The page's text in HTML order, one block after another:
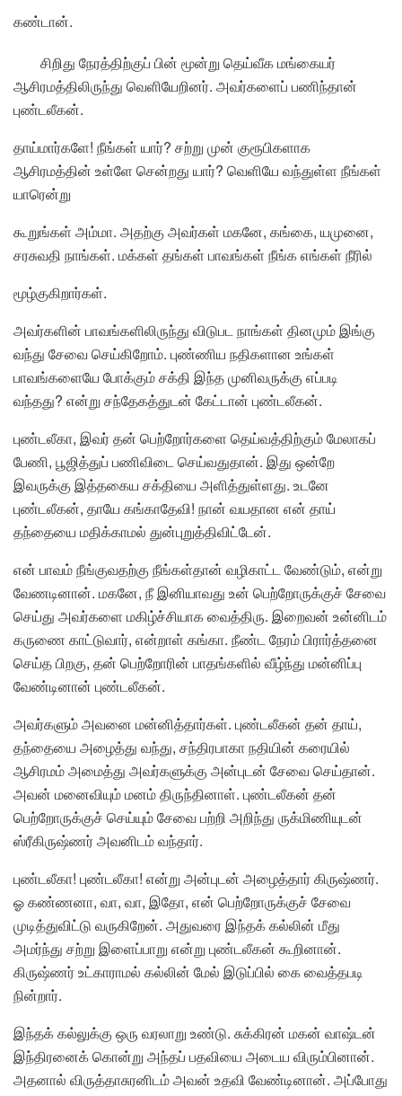
கண்டான்.
சிறிது நேரத்திற்குப் பின் மூன்று தெய்வீக மங்கையர்
ஆசிரமத்திலிருந்து வெளியேறினர். அவர்களைப் பணிந்தான்
புண்டலீகன்.
தாய்மார்களே! நீங்கள் யார்? சற்று முன் குரூபிகளாக
ஆசிரமத்தின் உள்ளே சென்றது யார்? வெளியே வந்துள்ள நீங்கள்
யாரென்று
கூறுங்கள் அம்மா. அதற்கு அவர்கள் மகனே, கங்கை, யமுனை,
சரசுவதி நாங்கள். மக்கள் தங்கள் பாவங்கள் நீங்க எங்கள் நீரில்
மூழ்குகிறார்கள்.
அவர்களின் பாவங்களிலிருந்து விடுபட நாங்கள் தினமும் இங்கு
வந்து சேவை செய்கிறோம். புண்ணிய நதிகளான உங்கள்
பாவங்களையே போக்கும் சக்தி இந்த முனிவருக்கு எப்படி
வந்தது? என்று சந்தேகத்துடன் கேட்டான் புண்டலீகன்.
புண்டலீகா, இவர் தன் பெற்றோர்களை தெய்வத்திற்கும் மேலாகப்
பேணி, பூஜித்துப் பணிவிடை செய்வதுதான். இது ஒன்றே
இவருக்கு இத்தகைய சக்தியை அளித்துள்ளது. உடனே
புண்டலீகன், தாயே கங்காதேவி! நான் வயதான என் தாய்
தந்தையை மதிக்காமல் துன்புறுத்திவிட்டேன்.
என் பாவம் நீங்குவதற்கு நீங்கள்தான் வழிகாட்ட வேண்டும், என்று
வேணடினான். மகனே, நீ இனியாவது உன் பெற்றோருக்குச் சேவை
செய்து அவர்களை மகிழ்ச்சியாக வைத்திரு. இறைவன் உன்னிடம்
கருணை காட்டுவார், என்றாள் கங்கா. நீண்ட நேரம் பிரார்த்தனை
செய்த பிறகு, தன் பெற்றோரின் பாதங்களில் வீழ்ந்து மன்னிப்பு
வேண்டினான் புண்டலீகன்.
அவர்களும் அவனை மன்னித்தார்கள். புண்டலீகன் தன் தாய்,
தந்தையை அழைத்து வந்து, சந்திரபாகா நதியின் கரையில்
ஆசிரமம் அமைத்து அவர்களுக்கு அன்புடன் சேவை செய்தான்.
அவன் மனைவியும் மனம் திருந்தினாள். புண்டலீகன் தன்
பெற்றோருக்குச் செய்யும் சேவை பற்றி அறிந்து ருக்மிணியுடன்
ஸ்ரீகிருஷ்ணர் அவனிடம் வந்தார்.
புண்டலீகா! புண்டலீகா! என்று அன்புடன் அழைத்தார் கிருஷ்ணர்.
ஓ கண்ணனா, வா, வா, இதோ, என் பெற்றோருக்குச் சேவை
முடித்துவிட்டு வருகிறேன். அதுவரை இந்தக் கல்லின் மீது
அமர்ந்து சற்று இளைப்பாறு என்று புண்டலீகன் கூறினான்.
கிருஷ்ணர் உட்காராமல் கல்லின் மேல் இடுப்பில் கை வைத்தபடி
நின்றார்.
இந்தக் கல்லுக்கு ஒரு வரலாறு உண்டு. சுக்கிரன் மகன் வாஷ்டன்
இந்திரனைக் கொன்று அந்தப் பதவியை அடைய விரும்பினான்.
அதனால் விருத்தாசுரனிடம் அவன் உதவி வேண்டினான். அப்போது